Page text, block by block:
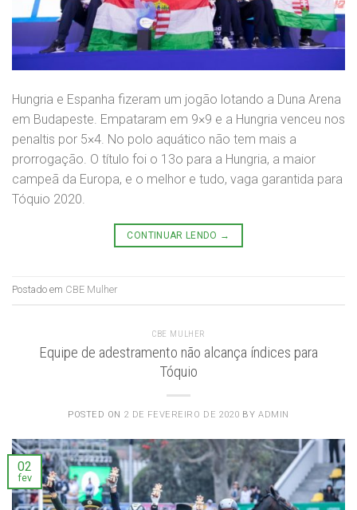
Hungria e Espanha fizeram um jogão lotando a Duna Arena
em Budapeste. Empataram em 9×9 e a Hungria venceu nos
penaltis por 5×4. No polo aquático não tem mais a
prorrogação. O título foi o 13o para a Hungria, a maior
campeã da Europa, e o melhor e tudo, vaga garantida para
Tóquio 2020.
CONTINUAR LENDO →
Postado em CBE Mulher
CBE MULHER
Equipe de adestramento não alcança índices para
Tóquio
POSTED ON 2 DE FEVEREIRO DE 2020 BYADMIN
02
fev